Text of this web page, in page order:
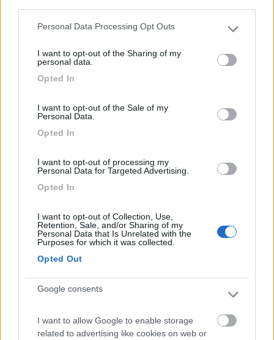
Please note that this website/app uses one or more Google
not limited to your visit or usage behaviour. You may click to
grant or deny consent to Google and its third-party tags to
use your data for below specified purposes in below Google
Personal Data Processing Opt Outs
I want to opt-out of the Sharing of my
personal data.
Opted In
I want to opt-out of the Sale of my
Personal Data.
Opted In
I want to opt-out of processing my
Personal Data for Targeted Advertising.
Opted In
I want to opt-out of Collection, Use,
Retention, Sale, and/or Sharing of my
Personal Data that Is Unrelated with the
Purposes for which it was collected.
Opted Out
Google consents
I want to allow Google to enable storage
related to advertising like cookies on web or
Terranuova Bracciolini (AR) - 32.2km
Località Paterna, 96
Area di sosta (AA)